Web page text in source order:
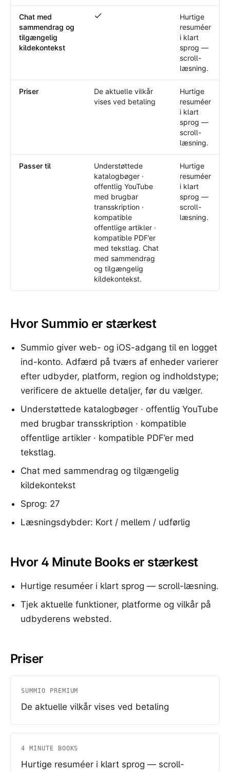
Chat med
sammendrag og
tilgængelig
kildekontekst
Chat med sammendrag og tilgængelig
Hurtige
resuméer
i klart
sprog —
scroll-
læsning.
Priser
De aktuelle vilkår
vises ved betaling
Hurtige
resuméer
i klart
sprog —
scroll-
læsning.
Passer til
Understøttede
katalogbøger ·
offentlig YouTube
med brugbar
transskription ·
kompatible
offentlige artikler ·
kompatible PDF’er
med tekstlag. Chat
med sammendrag
og tilgængelig
kildekontekst.
Hurtige
resuméer
i klart
sprog —
scroll-
læsning.
Hvor Summio er stærkest
Summio giver web- og iOS-adgang til en logget
ind-konto. Adfærd på tværs af enheder varierer
efter udbyder, platform, region og indholdstype;
verificere de aktuelle detaljer, før du vælger.
Understøttede katalogbøger · offentlig YouTube
med brugbar transskription · kompatible
offentlige artikler · kompatible PDF’er med
tekstlag.
Chat med sammendrag og tilgængelig
kildekontekst
Sprog: 27
Læsningsdybder: Kort / mellem / udførlig
Hvor 4 Minute Books er stærkest
Hurtige resuméer i klart sprog — scroll-læsning.
Tjek aktuelle funktioner, platforme og vilkår på
udbyderens websted.
Priser
SUMMIO PREMIUM
De aktuelle vilkår vises ved betaling
4 MINUTE BOOKS
Hurtige resuméer i klart sprog — scroll-